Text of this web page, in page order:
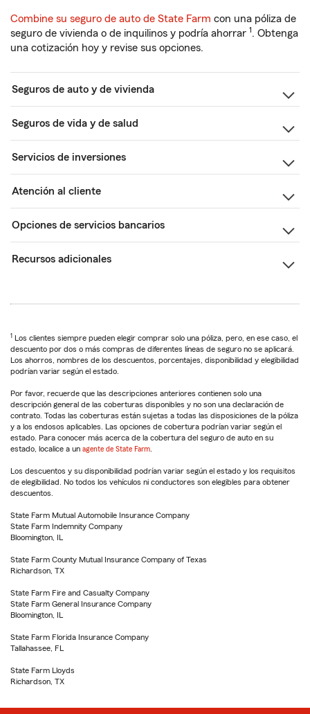
Combine su seguro de auto de State Farm con una póliza de
seguro de vivienda o de inquilinos y podría ahorrar 1. Obtenga
una cotización hoy y revise sus opciones.
Seguros de auto y de vivienda
Seguros de vida y de salud
Servicios de inversiones
Atención al cliente
Opciones de servicios bancarios
Recursos adicionales
1 Los clientes siempre pueden elegir comprar solo una póliza, pero, en ese caso, el
descuento por dos o más compras de diferentes líneas de seguro no se aplicará.
Los ahorros, nombres de los descuentos, porcentajes, disponibilidad y elegibilidad
podrían variar según el estado.
Por favor, recuerde que las descripciones anteriores contienen solo una
descripción general de las coberturas disponibles y no son una declaración de
contrato. Todas las coberturas están sujetas a todas las disposiciones de la póliza
y a los endosos aplicables. Las opciones de cobertura podrían variar según el
estado. Para conocer más acerca de la cobertura del seguro de auto en su
estado, localice a un agente de State Farm
Los descuentos y su disponibilidad podrían variar según el estado y los requisitos
de elegibilidad. No todos los vehículos ni conductores son elegibles para obtener
descuentos.
State Farm Mutual Automobile Insurance Company
State Farm Indemnity Company
Bloomington, IL
State Farm County Mutual Insurance Company of Texas
Richardson, TX
State Farm Fire and Casualty Company
State Farm General Insurance Company
Bloomington, IL
State Farm Florida Insurance Company
Tallahassee, FL
State Farm Lloyds
Richardson, TX